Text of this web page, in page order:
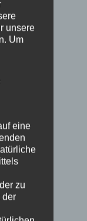
unsere
Um
eine
zu
der